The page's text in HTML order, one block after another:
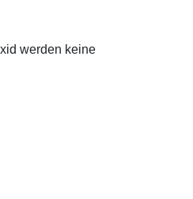
werden keine